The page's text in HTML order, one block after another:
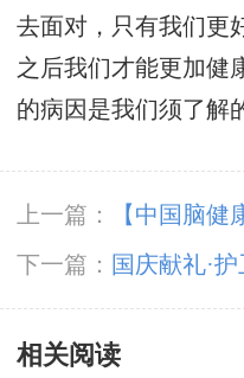
去面对，只有我们更
之后我们才能更加健
的病因是我们须了解
上一篇：
【中国脑健
21-22日，成都神康
诊，助癫痫患者早日
下一篇： 国庆献礼·
痫专家亲临神康免费
超万元援助，速约!
相关阅读